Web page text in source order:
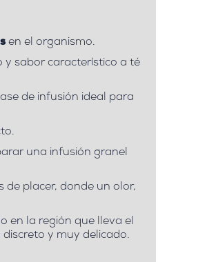
en el organismo.
y sabor característico a té
de infusión ideal para
una infusión granel
de placer, donde un olor,
en la región que lleva el
y muy delicado.